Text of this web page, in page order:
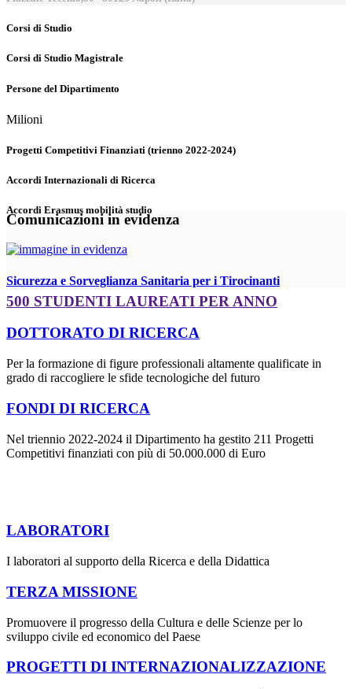
Corsi di Studio
Corsi di Studio Magistrale
Persone del Dipartimento
Milioni
Progetti Competitivi Finanziati (trienno 2022-2024)
Accordi Internazionali di Ricerca
Accordi Erasmus mobilità studio
Comunicazioni in evidenza
Sicurezza e Sorveglianza Sanitaria per i Tirocinanti
500 STUDENTI LAUREATI PER ANNO
DOTTORATO DI RICERCA
Per la formazione di figure professionali altamente qualificate in
grado di raccogliere le sfide tecnologiche del futuro
FONDI DI RICERCA
Nel triennio 2022-2024 il Dipartimento ha gestito 211 Progetti
Competitivi finanziati con più di 50.000.000 di Euro
LABORATORI
I laboratori al supporto della Ricerca e della Didattica
TERZA MISSIONE
Promuovere il progresso della Cultura e delle Scienze per lo
sviluppo civile ed economico del Paese
PROGETTI DI INTERNAZIONALIZZAZIONE